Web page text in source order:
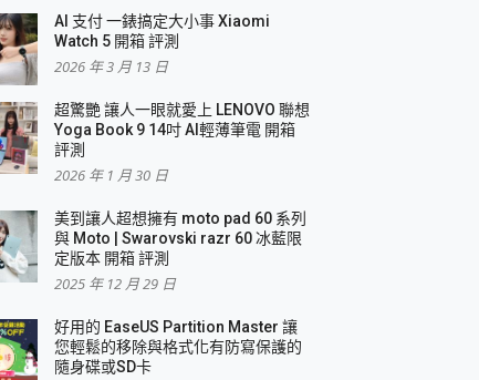
AI 支付 一錶搞定大小事 Xiaomi
Watch 5 開箱 評測
2026 年 3 月 13 日
超驚艷 讓人一眼就愛上 LENOVO 聯想
Yoga Book 9 14吋 AI輕薄筆電 開箱
評測
2026 年 1 月 30 日
美到讓人超想擁有 moto pad 60 系列
與 Moto | Swarovski razr 60 冰藍限
定版本 開箱 評測
2025 年 12 月 29 日
好用的 EaseUS Partition Master 讓
您輕鬆的移除與格式化有防寫保護的
隨身碟或SD卡